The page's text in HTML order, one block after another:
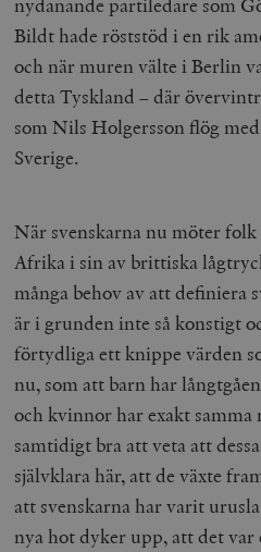
Bildt hade röststöd i en rik
och när muren välte i Berlin
detta Tyskland – där
som Nils Holgersson flög
Sverige.
När svenskarna nu möter
Afrika i sin av brittiska
många behov av att definiera
är i grunden inte så konstigt
förtydliga ett knippe värden
nu, som att barn har
och kvinnor har exakt
samtidigt bra att veta att
självklara här, att de växte
att svenskarna har varit
nya hot dyker upp, att det